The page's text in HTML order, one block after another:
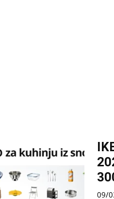
09/